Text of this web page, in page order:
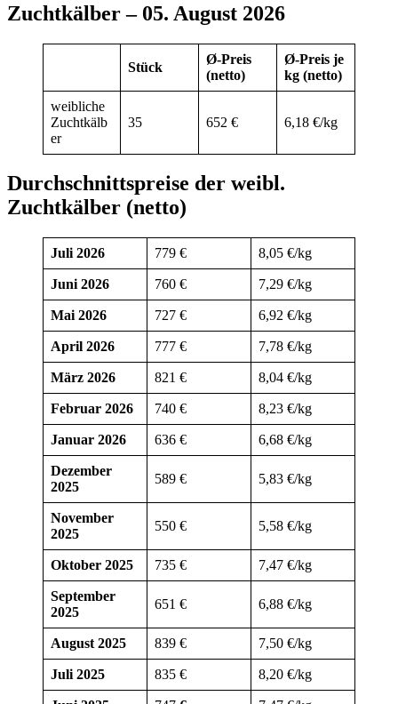
Zuchtkälber – 05. August 2026
Stück
Ø-Preis
(netto)
Ø-Preis je
kg (netto)
weibliche
Zuchtkälb
er
35 652 € 6,18 €/kg
Durchschnittspreise der weibl.
Zuchtkälber (netto)
Juli 2026 779 € 8,05 €/kg
Juni 2026 760 € 7,29 €/kg
Mai 2026 727 € 6,92 €/kg
April 2026 777 € 7,78 €/kg
März 2026 821 € 8,04 €/kg
Februar 2026 740 € 8,23 €/kg
Januar 2026 636 € 6,68 €/kg
Dezember
2025
589 € 5,83 €/kg
November
2025
550 € 5,58 €/kg
Oktober 2025 735 € 7,47 €/kg
September
2025
651 € 6,88 €/kg
August 2025 839 € 7,50 €/kg
Juli 2025 835 € 8,20 €/kg